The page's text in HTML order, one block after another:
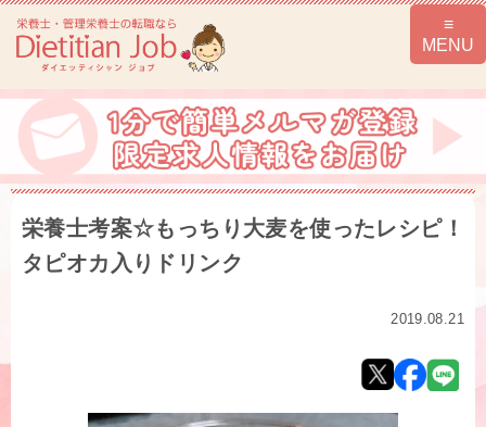
栄養士考案☆もっちり大麦を使ったレシピ！
タピオカ入りドリンク
2019.08.21